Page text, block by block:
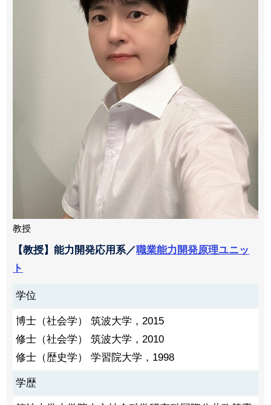
教授
【教授】能力開発応用系／職業能力開発原理ユニッ
ト
学位
博士（社会学） 筑波大学，2015
修士（社会学） 筑波大学，2010
修士（歴史学） 学習院大学，1998
学歴